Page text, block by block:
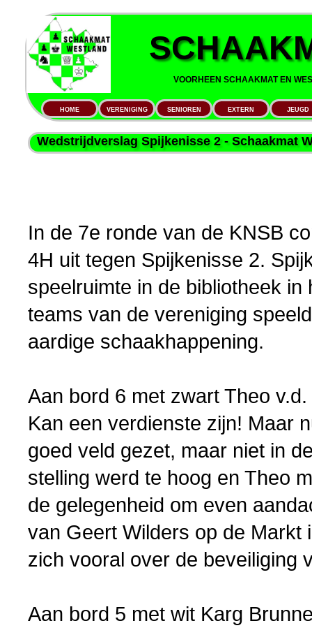
VOORHEEN SCHAAKMAT EN
HOME VERENIGING SENIOREN EXTERN JEUGD
Wedstrijdverslag Spijkenisse 2 - Schaakmat
In de 7e ronde van de KNSB
4H uit tegen Spijkenisse 2.
speelruimte in de bibliotheek
teams van de vereniging
aardige schaakhappening.
Aan bord 6 met zwart Theo
Kan een verdienste zijn! Maar
goed veld gezet, maar niet in
stelling werd te hoog en Theo
de gelegenheid om even
van Geert Wilders op de Markt
zich vooral over de beveiliging
Aan bord 5 met wit Karg